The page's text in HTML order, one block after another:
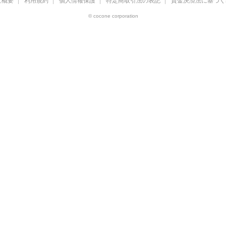
© cocone corporation